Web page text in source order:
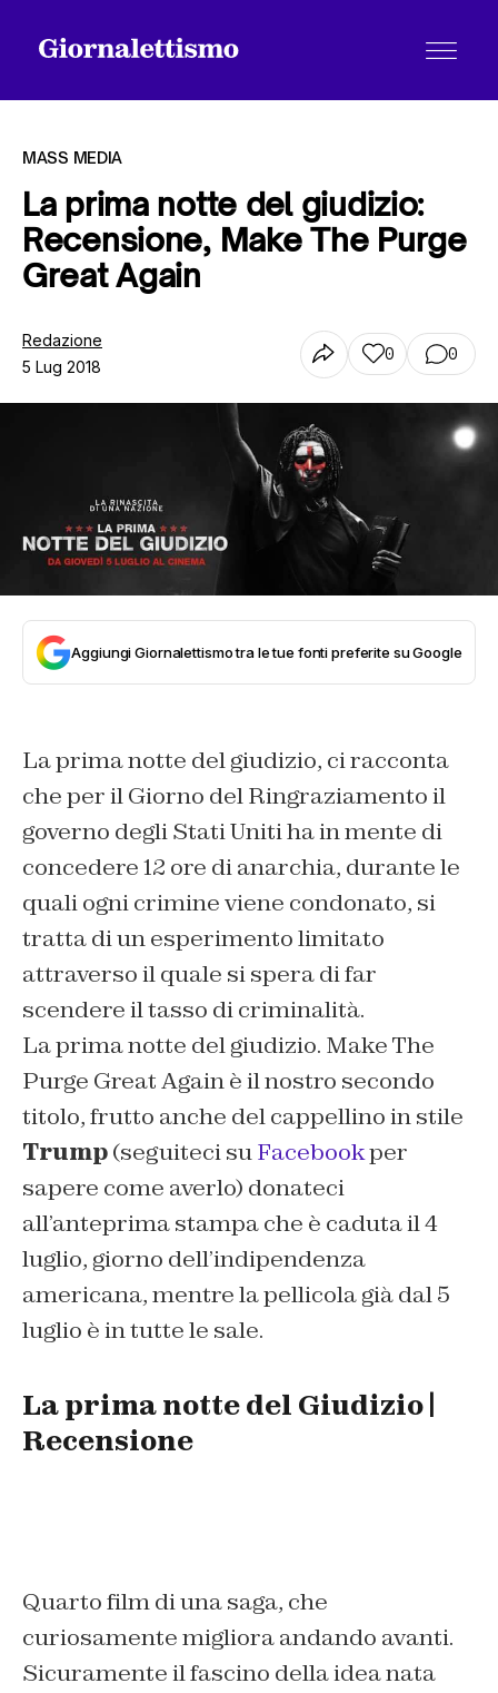
Tutti gli articoli
Chi siamo
MASS MEDIA
La prima notte del giudizio:
Recensione, Make The Purge
Great Again
Redazione
5 Lug 2018
0 0
Aggiungi Giornalettismo tra le tue fonti preferite su Google
La prima notte del giudizio, ci racconta
che per il Giorno del Ringraziamento il
governo degli Stati Uniti ha in mente di
concedere 12 ore di anarchia, durante le
quali ogni crimine viene condonato, si
tratta di un esperimento limitato
attraverso il quale si spera di far
scendere il tasso di criminalità.
La prima notte del giudizio. Make The
Purge Great Again è il nostro secondo
titolo, frutto anche del cappellino in stile
Trump(seguiteci suFacebookper
sapere come averlo) donateci
all’anteprima stampa che è caduta il 4
luglio, giorno dell’indipendenza
americana, mentre la pellicola già dal 5
luglio è in tutte le sale.
La prima notte del Giudizio |
Recensione
Quarto film di una saga, che
curiosamente migliora andando avanti.
Sicuramente il fascino della idea nata